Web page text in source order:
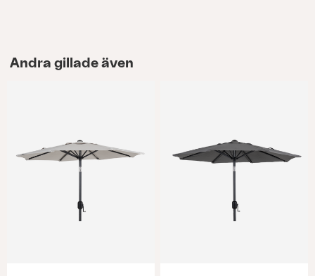
Andra gillade även